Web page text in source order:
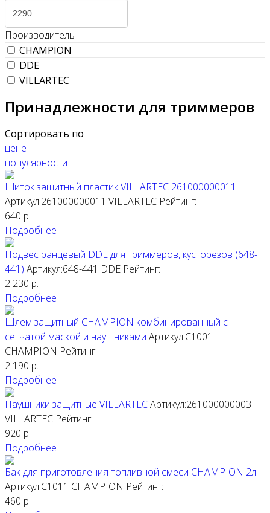
Производитель
CHAMPION
DDE
VILLARTEC
Принадлежности для триммеров
Сортировать по
цене
популярности
Щиток защитный пластик VILLARTEC 261000000011
Артикул:261000000011 VILLARTEC Рейтинг:
640 р.
Подробнее
Подвес ранцевый DDE для триммеров, кусторезов (648-
441) Артикул:648-441 DDE Рейтинг:
2 230 р.
Подробнее
Шлем защитный CHAMPION комбинированный с
сетчатой маской и наушниками Артикул:C1001
CHAMPION Рейтинг:
2 190 р.
Подробнее
Наушники защитные VILLARTECАртикул:261000000003
VILLARTEC Рейтинг:
920 р.
Подробнее
Бак для приготовления топливной смеси CHAMPION 2л
Артикул:C1011 CHAMPION Рейтинг:
460 р.